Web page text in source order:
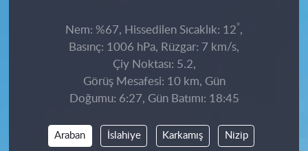
Nem: %67, Hissedilen Sıcaklık: 12°,
Basınç: 1006 hPa, Rüzgar: 7 km/s,
Çiy Noktası: 5.2,
Görüş Mesafesi: 10 km, Gün
Doğumu: 6:27, Gün Batımı: 18:45
Araban İslahiye Karkamış Nizip